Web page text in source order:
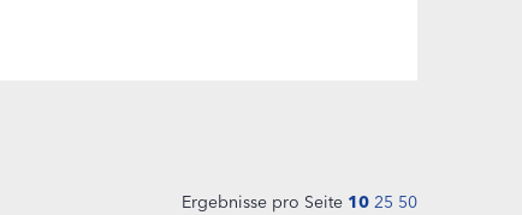
Ergebnisse pro Seite 10 25 50